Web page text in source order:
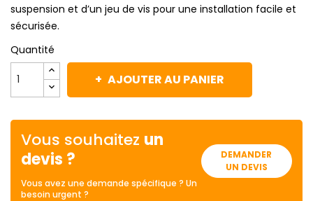
suspension et d’un jeu de vis pour une installation facile et
sécurisée.
Quantité
AJOUTER AU PANIER
Vous souhaitez un
devis ?
Vous avez une demande spécifique ? Un
besoin urgent ?
DEMANDER
UN DEVIS